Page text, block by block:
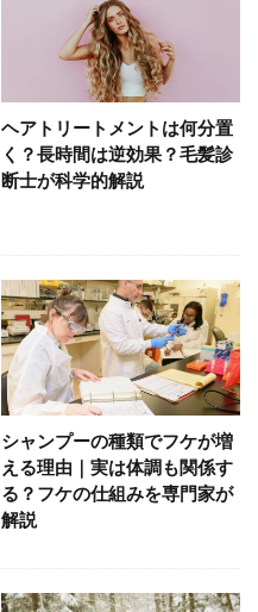
ヘアトリートメントは何分置
く？長時間は逆効果？毛髪診
断士が科学的解説
シャンプーの種類でフケが増
える理由｜実は体調も関係す
る？フケの仕組みを専門家が
解説